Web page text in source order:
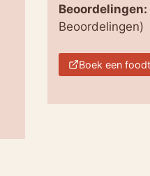
Beoordelingen:
Beoordelingen)
Boek een